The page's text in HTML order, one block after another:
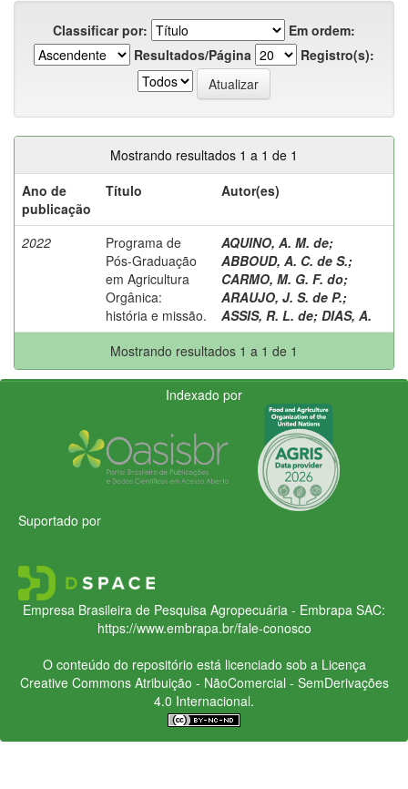
Classificar por:
Em ordem:
Resultados/Página
Registro(s):
Mostrando resultados 1 a 1 de 1
Ano de
publicação
Título Autor(es)
2022
Programa de
Pós-Graduação
em Agricultura
Orgânica:
história e missão.
AQUINO, A. M. de;
ABBOUD, A. C. de S.;
CARMO, M. G. F. do;
ARAUJO, J. S. de P.;
ASSIS, R. L. de; DIAS, A.
Mostrando resultados 1 a 1 de 1
Indexado por
Suportado por
Empresa Brasileira de Pesquisa Agropecuária - Embrapa SAC:
https://www.embrapa.br/fale-conosco
O conteúdo do repositório está licenciado sob a Licença
Creative CommonsAtribuição - NãoComercial - SemDerivações
4.0 Internacional.